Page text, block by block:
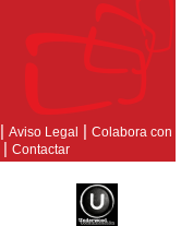
| Aviso Legal | Colabora con
| Contactar